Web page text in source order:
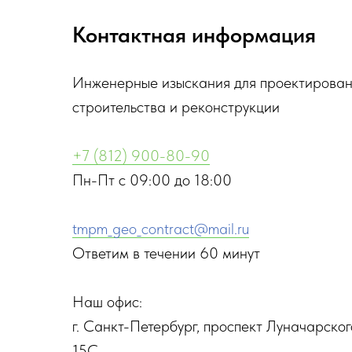
Контактная информация
Инженерные изыскания для
строительства и реконструкции
+7 (812) 900-80-90
Пн-Пт с 09:00 до 18:00
tmpm_geo_contract@mail.ru
Ответим в течении 60 минут
Наш офис:
г. Санкт-Петербург, проспект